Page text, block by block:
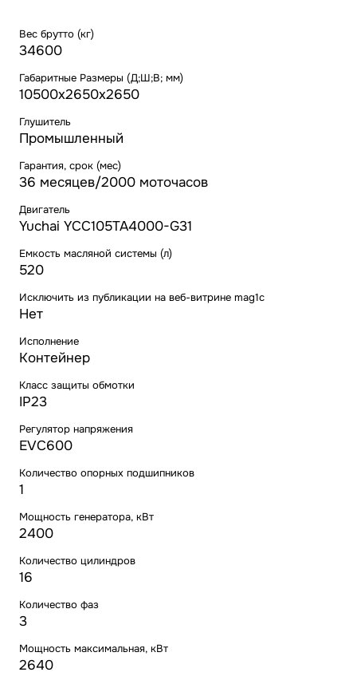
Вес брутто (кг)
34600
Габаритные Размеры (Д;Ш;В; мм)
10500х2650х2650
Глушитель
Промышленный
Гарантия, срок (мес)
36 месяцев/2000 моточасов
Двигатель
Yuchai YCC105TA4000-G31
Емкость масляной системы (л)
520
Исключить из публикации на веб-витрине mag1c
Нет
Исполнение
Контейнер
Класс защиты обмотки
IP23
Регулятор напряжения
EVC600
Количество опорных подшипников
1
Мощность генератора, кВт
2400
Количество цилиндров
16
Количество фаз
3
Мощность максимальная, кВт
2640